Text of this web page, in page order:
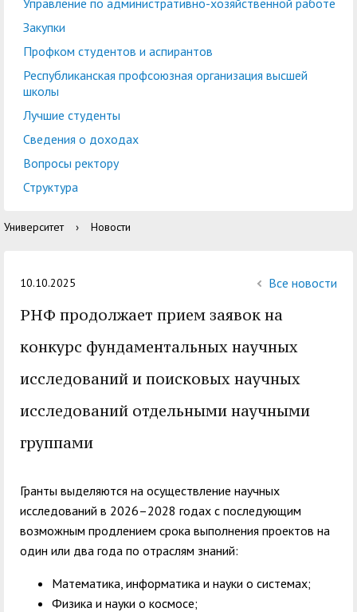
Международная
деятельность
Управление по
административно-
Закупки
Республиканская
организация высшей
Центр тестирования
иностранных граждан
по русскому языку
Центр развития
компетенций
Центр русского языка
обучающихся ГАГУ
Образовательный
модуль «Обучение
Информация о
отпуска обучающимся
Управление по административно-хозяйственной работе
Закупки
Профком студентов и аспирантов
Республиканская профсоюзная организация высшей
школы
Лучшие студенты
Сведения о доходах
Вопросы ректору
Структура
Университет › Новости
10.10.2025 Все новости
РНФ продолжает прием заявок на
конкурс фундаментальных научных
исследований и поисковых научных
исследований отдельными научными
группами
Гранты выделяются на осуществление научных
исследований в 2026–2028 годах с последующим
возможным продлением срока выполнения проектов на
один или два года по отраслям знаний:
Математика, информатика и науки о системах;
Физика и науки о космосе;